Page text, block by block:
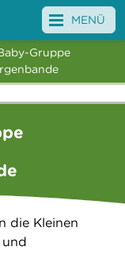
MENÜ
Gruppe
die Kleinen
und